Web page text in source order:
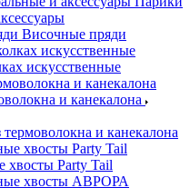
Височные пряди
искусственные
и канекалона
и канекалона
хвосты Party Tail